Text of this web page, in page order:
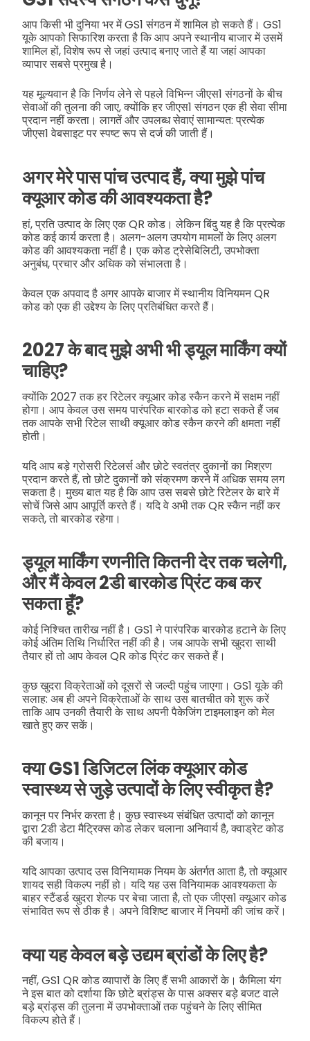
आप किसी भी दुनिया भर में GS1 संगठन में शामिल हो सकते हैं। GS1
यूके आपको सिफारिश करता है कि आप अपने स्थानीय बाजार में उसमें
शामिल हों, विशेष रूप से जहां उत्पाद बनाए जाते हैं या जहां आपका
व्यापार सबसे प्रमुख है।
यह मूल्यवान है कि निर्णय लेने से पहले विभिन्न जीएस1 संगठनों के बीच
सेवाओं की तुलना की जाए, क्योंकि हर जीएस1 संगठन एक ही सेवा सीमा
प्रदान नहीं करता। लागतें और उपलब्ध सेवाएं सामान्यत: प्रत्येक
जीएस1 वेबसाइट पर स्पष्ट रूप से दर्ज की जाती हैं।
अगर मेरे पास पांच उत्पाद हैं, क्या मुझे पांच
क्यूआर कोड की आवश्यकता है?
हां, प्रति उत्पाद के लिए एक QR कोड। लेकिन बिंदु यह है कि प्रत्येक
कोड कई कार्य करता है। अलग-अलग उपयोग मामलों के लिए अलग
कोड की आवश्यकता नहीं है। एक कोड ट्रेसेबिलिटी, उपभोक्ता
अनुबंध, प्रचार और अधिक को संभालता है।
केवल एक अपवाद है अगर आपके बाजार में स्थानीय विनियमन QR
कोड को एक ही उद्देश्य के लिए प्रतिबंधित करते हैं।
2027 के बाद मुझे अभी भी ड्यूल मार्किंग क्यों
चाहिए?
क्योंकि 2027 तक हर रिटेलर क्यूआर कोड स्कैन करने में सक्षम नहीं
होगा। आप केवल उस समय पारंपरिक बारकोड को हटा सकते हैं जब
तक आपके सभी रिटेल साथी क्यूआर कोड स्कैन करने की क्षमता नहीं
होती।
यदि आप बड़े ग्रोसरी रिटेलर्स और छोटे स्वतंत्र दुकानों का मिश्रण
प्रदान करते हैं, तो छोटे दुकानों को संक्रमण करने में अधिक समय लग
सकता है। मुख्य बात यह है कि आप उस सबसे छोटे रिटेलर के बारे में
सोचें जिसे आप आपूर्ति करते हैं। यदि वे अभी तक QR स्कैन नहीं कर
सकते, तो बारकोड रहेगा।
ड्यूल मार्किंग रणनीति कितनी देर तक चलेगी,
और मैं केवल 2डी बारकोड प्रिंट कब कर
सकता हूँ?
कोई निश्चित तारीख नहीं है। GS1 ने पारंपरिक बारकोड हटाने के लिए
कोई अंतिम तिथि निर्धारित नहीं की है। जब आपके सभी खुदरा साथी
तैयार हों तो आप केवल QR कोड प्रिंट कर सकते हैं।
कुछ खुदरा विक्रेताओं को दूसरों से जल्दी पहुंच जाएगा। GS1 यूके की
सलाह: अब ही अपने विक्रेताओं के साथ उस बातचीत को शुरू करें
ताकि आप उनकी तैयारी के साथ अपनी पैकेजिंग टाइमलाइन को मेल
खाते हुए कर सकें।
क्या GS1 डिजिटल लिंक क्यूआर कोड
स्वास्थ्य से जुड़े उत्पादों के लिए स्वीकृत है?
कानून पर निर्भर करता है। कुछ स्वास्थ्य संबंधित उत्पादों को कानून
द्वारा 2डी डेटा मैट्रिक्स कोड लेकर चलाना अनिवार्य है, क्वाड्रेट कोड
की बजाय।
यदि आपका उत्पाद उस विनियामक नियम के अंतर्गत आता है, तो क्यूआर
शायद सही विकल्प नहीं हो। यदि यह उस विनियामक आवश्यकता के
बाहर स्टैंडर्ड खुदरा शेल्फ पर बेचा जाता है, तो एक जीएस1 क्यूआर कोड
संभावित रूप से ठीक है। अपने विशिष्ट बाजार में नियमों की जांच करें।
क्या यह केवल बड़े उद्यम ब्रांडों के लिए है?
नहीं, GS1 QR कोड व्यापारों के लिए हैं सभी आकारों के। कैमिला यंग
ने इस बात को दर्शाया कि छोटे ब्रांड्स के पास अक्सर बड़े बजट वाले
बड़े ब्रांड्स की तुलना में उपभोक्ताओं तक पहुंचने के लिए सीमित
विकल्प होते हैं।